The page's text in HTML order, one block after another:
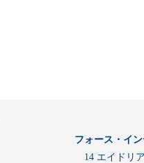
フォース・イ
14 エイドリ